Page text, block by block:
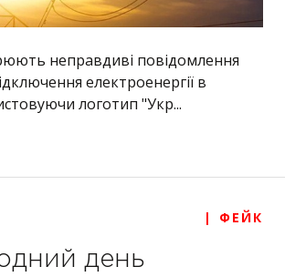
неправдиві повідомлення
електроенергії в
логотип "Укр...
| ФЕЙК
день